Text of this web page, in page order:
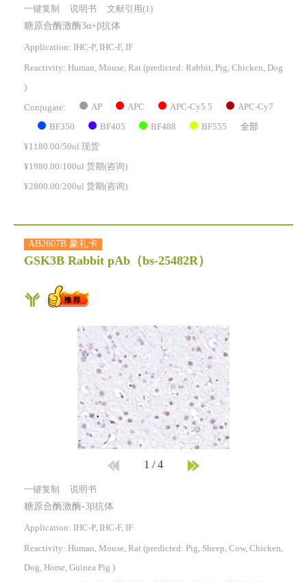
一键复制 说明书 文献引用(1)
糖原合酶激酶3α+β抗体
Application: IHC-P, IHC-F, IF
Reactivity: Human, Mouse, Rat (predicted: Rabbit, Pig, Chicken, Dog
)
Conjugate: AP APC APC-Cy5.5 APC-Cy7
BF350 BF405 BF488 BF555 全部
¥1180.00/50ul 现货
¥1980.00/100ul 货期(咨询)
¥2800.00/200ul 货期(咨询)
AB2607B 豪礼卡
GSK3B Rabbit pAb （bs-25482R）
1 /4
一键复制 说明书
糖原合酶激酶-3β抗体
Application: IHC-P, IHC-F, IF
Reactivity: Human, Mouse, Rat (predicted: Pig, Sheep, Cow, Chicken,
Dog, Horse, Guinea Pig )